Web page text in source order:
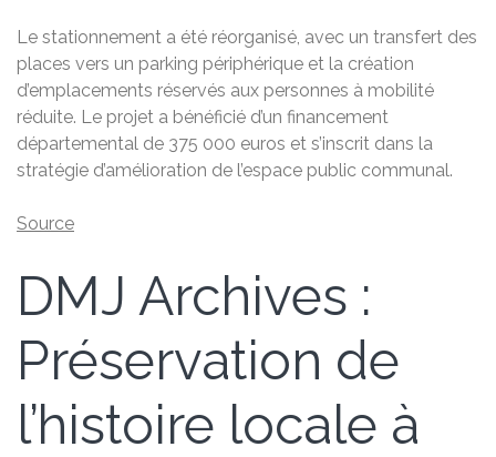
Le stationnement a été réorganisé, avec un transfert des
places vers un parking périphérique et la création
d’emplacements réservés aux personnes à mobilité
réduite. Le projet a bénéficié d’un financement
départemental de 375 000 euros et s’inscrit dans la
stratégie d’amélioration de l’espace public communal.
Source
DMJ Archives :
Préservation de
l’histoire locale à